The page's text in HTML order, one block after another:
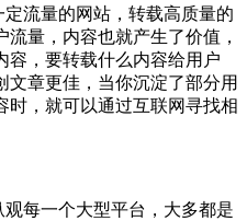
流量的网站，转载高质量的
量，内容也就产生了价值，
容，要转载什么内容给用户
章更佳，当你沉淀了部分用
时，就可以通过互联网寻找相
每一个大型平台，大多都是